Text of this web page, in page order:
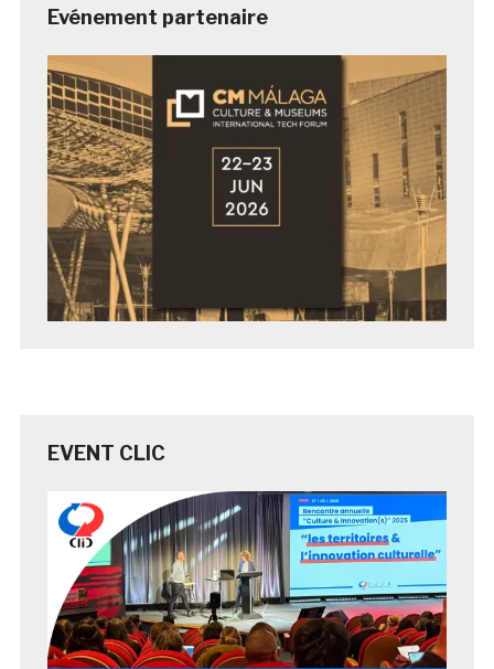
Evénement partenaire
EVENT CLIC